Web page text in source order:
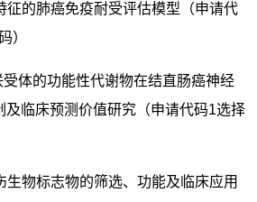
征的肺癌免疫耐受评估模型（申请代
）
受体的功能性代谢物在结直肠癌神经
及临床预测价值研究（申请代码1选择
生物标志物的筛选、功能及临床应用